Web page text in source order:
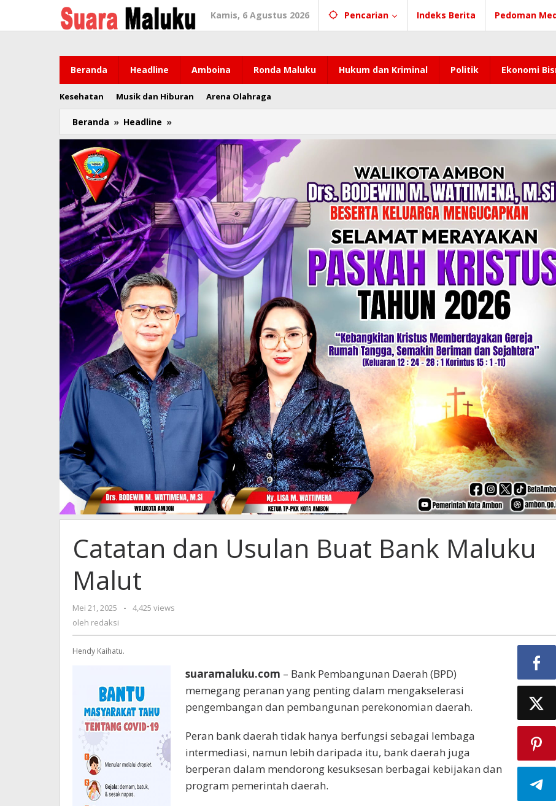
konten
Kamis, 6 Agustus 2026 Pencarian Indeks Berita Pedoman
Beranda Headline Amboina Ronda Maluku Hukum dan Kriminal Politik Ekonomi
Kesehatan Musik dan Hiburan Arena Olahraga
Beranda » Headline »
dan
Usulan
Buat
Bank
Maluku
Malut
Catatan dan Usulan Buat Bank Maluku
Malut
Mei 21, 2025
oleh
-
4,425 views
oleh redaksi
Hendy Kaihatu.
suaramaluku.com – Bank Pembangunan Daerah (BPD)
memegang peranan yang penting dalam mengakselerasi
pengembangan dan pembangunan perekonomian daerah.
Peran bank daerah tidak hanya berfungsi sebagai lembaga
intermediasi, namun lebih daripada itu, bank daerah juga
berperan dalam mendorong kesuksesan berbagai kebijakan dan
program pemerintah daerah.